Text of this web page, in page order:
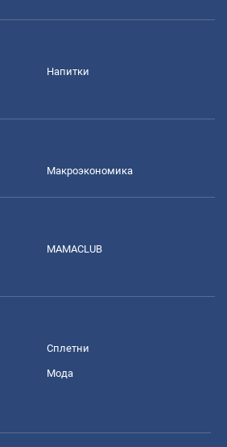
Напитки
Mакроэкономика
MAMACLUB
Сплетни
Мода